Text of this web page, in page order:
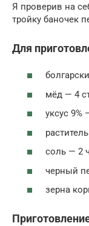
Я проверив на
тройку баночек
Для
мёд — 4
уксус
соль — 2
черный
зерна